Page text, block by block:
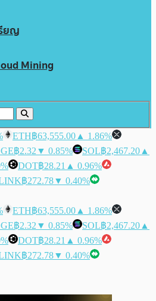
ยญ
Mining
ETH฿63,555.00 ▲ 1.86%
฿2.32 ▼ 0.85% SOL฿2,467.20 ▲
DOT฿28.21 ▲ 0.96%
฿272.78▼ 0.40%
ETH฿63,555.00 ▲ 1.86%
฿2.32 ▼ 0.85% SOL฿2,467.20 ▲
DOT฿28.21 ▲ 0.96%
฿272.78▼ 0.40%